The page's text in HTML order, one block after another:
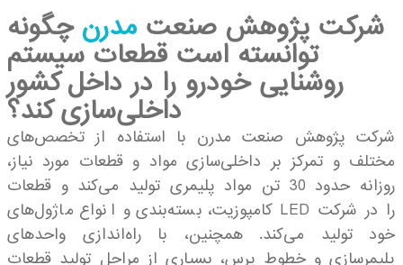
شرکت پژوهش صنعت مدرنچگونه
توانسته است قطعات سیستم
روشنایی خودرو را در داخل کشور
داخلی‌سازی کند؟
شرکت پژوهش صنعت مدرن با استفاده از تخصص‌های
مختلف و تمرکز بر داخلی‌سازی مواد و قطعات مورد نیاز،
روزانه حدود 30 تن مواد پلیمری تولید می‌کند و قطعات
کامپوزیت، بسته‌بندی و انواع ماژول‌های LED را در شرکت
خود تولید می‌کند. همچنین، با راه‌اندازی واحدهای
پلیمرسازی و خطوط پرس، بسیاری از مراحل تولید قطعات